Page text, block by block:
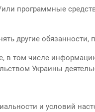
программные
другие обязанности,
в том числе
Украины
и условий